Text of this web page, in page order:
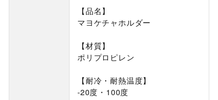
【品名】
マヨケチャホルダー
【材質】
ポリプロピレン
【耐冷・耐熱温度】
-20度・100度